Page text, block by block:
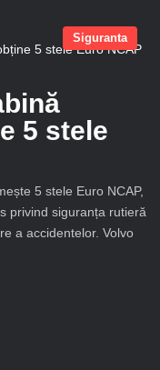
Siguranta
5 stele
5 stele Euro NCAP,
privind siguranța rutieră
a accidentelor. Volvo